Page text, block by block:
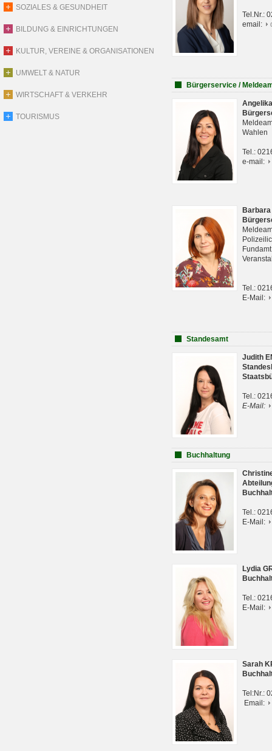
SOZIALES & GESUNDHEIT
BILDUNG & EINRICHTUNGEN
KULTUR, VEREINE & ORGANISATIONEN
UMWELT & NATUR
WIRTSCHAFT & VERKEHR
TOURISMUS
Tel.Nr.:
email:
Bürgerservice /
Wahlen
Tel.:
e-mail:
Tel.:
E-Mail:
Standesamt
Judith
Tel.:
E-Mail:
Buchhaltung
Tel.:
E-Mail:
Lydia
Tel.:
E-Mail:
Sarah
Tel:Nr.:
Email: